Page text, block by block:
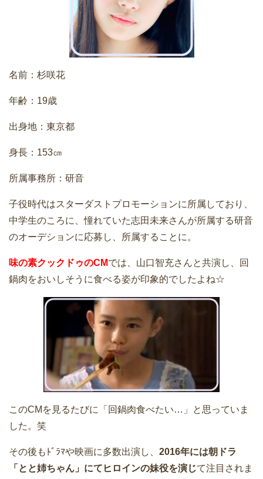
名前：杉咲花
年齢：19歳
出身地：東京都
身長：153㎝
所属事務所：研音
子役時代はスターダストプロモーションに所属しており、
中学生のころに、憧れていた志田未来さんが所属する研音
のオーデションに応募し、所属することに。
味の素クックドゥのCMでは、山口智充さんと共演し、回
鍋肉をおいしそうに食べる姿が印象的でしたよね☆
このCMを見るたびに「回鍋肉食べたい…」と思っていま
した。笑
その後もﾄﾞﾗﾏや映画に多数出演し、 2016年には朝ドラ
「とと姉ちゃん」にてヒロインの妹役を演じて注目されま